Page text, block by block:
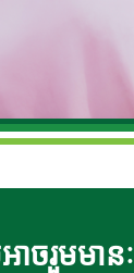
ាចរួមមានៈ